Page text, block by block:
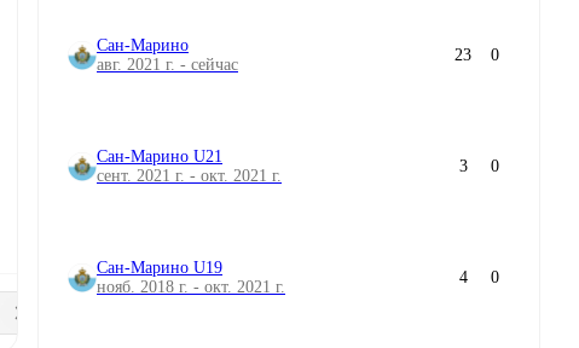
Сан-Марино
авг. 2021 г. - сейчас
23 0
Сан-Марино U21
сент. 2021 г. - окт. 2021 г.
3 0
Сан-Марино U19
нояб. 2018 г. - окт. 2021 г.
4 0